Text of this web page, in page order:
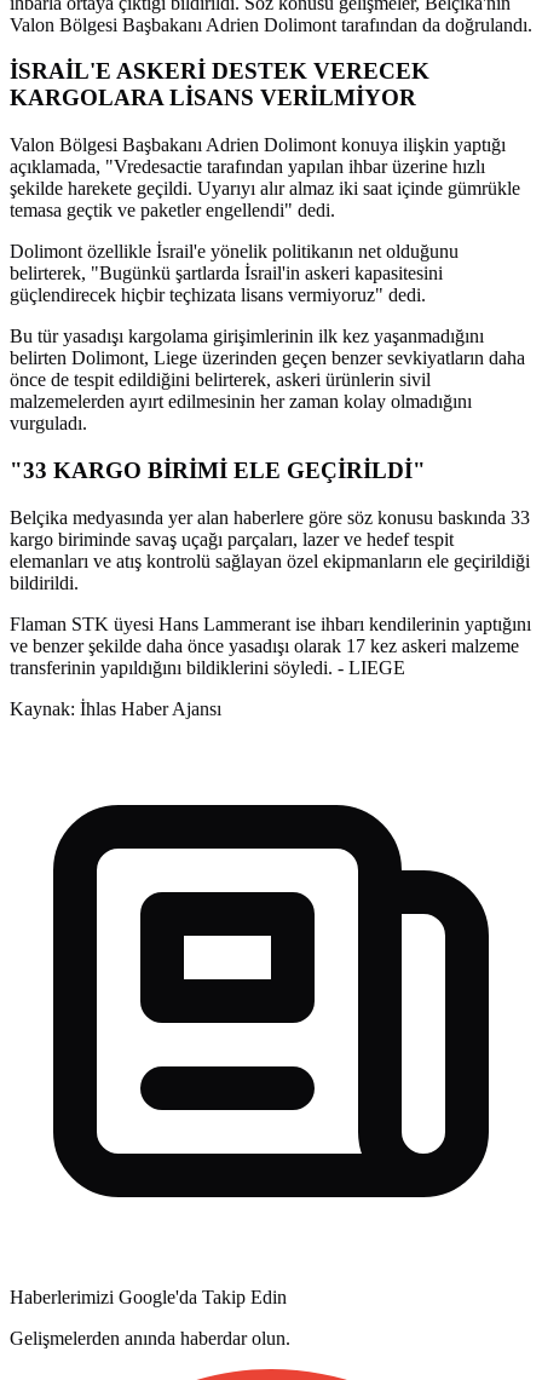
Valon Bölgesi Başbakanı Adrien Dolimont tarafından da doğrulandı.
İSRAİL'E ASKERİ DESTEK VERECEK
KARGOLARA LİSANS VERİLMİYOR
Valon Bölgesi Başbakanı Adrien Dolimont konuya ilişkin yaptığı
açıklamada, "Vredesactie tarafından yapılan ihbar üzerine hızlı
şekilde harekete geçildi. Uyarıyı alır almaz iki saat içinde gümrükle
temasa geçtik ve paketler engellendi" dedi.
Dolimont özellikle İsrail'e yönelik politikanın net olduğunu
belirterek, "Bugünkü şartlarda İsrail'in askeri kapasitesini
güçlendirecek hiçbir teçhizata lisans vermiyoruz" dedi.
Bu tür yasadışı kargolama girişimlerinin ilk kez yaşanmadığını
belirten Dolimont, Liege üzerinden geçen benzer sevkiyatların daha
önce de tespit edildiğini belirterek, askeri ürünlerin sivil
malzemelerden ayırt edilmesinin her zaman kolay olmadığını
vurguladı.
"33 KARGO BİRİMİ ELE GEÇİRİLDİ"
Belçika medyasında yer alan haberlere göre söz konusu baskında 33
kargo biriminde savaş uçağı parçaları, lazer ve hedef tespit
elemanları ve atış kontrolü sağlayan özel ekipmanların ele geçirildiği
bildirildi.
Flaman STK üyesi Hans Lammerant ise ihbarı kendilerinin yaptığını
ve benzer şekilde daha önce yasadışı olarak 17 kez askeri malzeme
transferinin yapıldığını bildiklerini söyledi. - LIEGE
Kaynak: İhlas Haber Ajansı
Haberlerimizi Google'da Takip Edin
Gelişmelerden anında haberdar olun.